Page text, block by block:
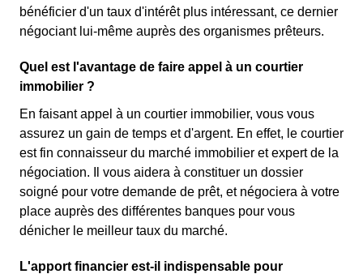
bénéficier d'un taux d'intérêt plus intéressant, ce dernier
négociant lui-même auprès des organismes prêteurs.
Quel est l'avantage de faire appel à un courtier
immobilier ?
En faisant appel à un courtier immobilier, vous vous
assurez un gain de temps et d'argent. En effet, le courtier
est fin connaisseur du marché immobilier et expert de la
négociation. Il vous aidera à constituer un dossier
soigné pour votre demande de prêt, et négociera à votre
place auprès des différentes banques pour vous
dénicher le meilleur taux du marché.
L'apport financier est-il indispensable pour